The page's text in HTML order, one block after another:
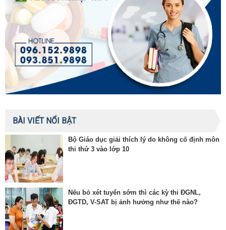
BÀI VIẾT NỔI BẬT
Bộ Giáo dục giải thích lý do không cố định môn
thi thứ 3 vào lớp 10
Nếu bỏ xét tuyển sớm thì các kỳ thi ĐGNL,
ĐGTD, V-SAT bị ảnh hưởng như thế nào?